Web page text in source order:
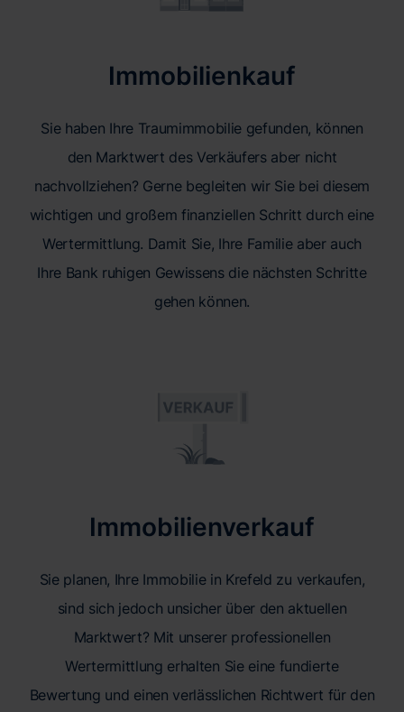
Immobilienkauf
Sie haben Ihre Traumimmobilie gefunden, können
den Marktwert des Verkäufers aber nicht
nachvollziehen? Gerne begleiten wir Sie bei diesem
wichtigen und großem finanziellen Schritt durch eine
Wertermittlung. Damit Sie, Ihre Familie aber auch
Ihre Bank ruhigen Gewissens die nächsten Schritte
gehen können.
Immobilienverkauf
Sie planen, Ihre Immobilie in Krefeld zu verkaufen,
sind sich jedoch unsicher über den aktuellen
Marktwert? Mit unserer professionellen
Wertermittlung erhalten Sie eine fundierte
Bewertung und einen verlässlichen Richtwert für den